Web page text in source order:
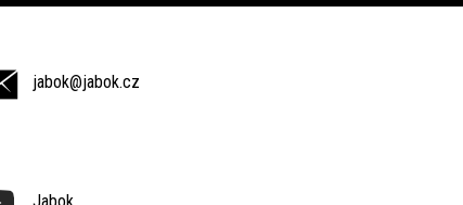
jabok@jabok.cz